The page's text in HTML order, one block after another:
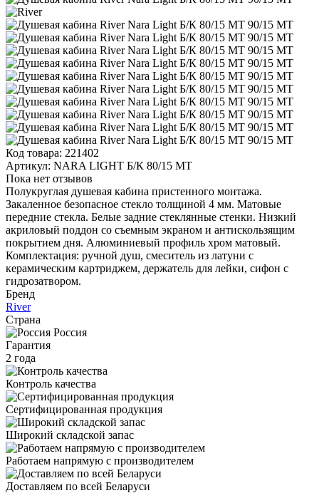
Код товара: 221402
Артикул: NARA LIGHT Б/К 80/15 MT
Пока нет отзывов
Полукруглая душевая кабина пристенного монтажа.
Закаленное безопасное стекло толщиной 4 мм. Матовые
передние стекла. Белые задние стеклянные стенки. Низкий
акриловый поддон со съемным экраном и антискользящим
покрытием дня. Алюминиевый профиль хром матовый.
Комплектация: ручной душ, смеситель из латуни с
керамическим картриджем, держатель для лейки, сифон с
гидрозатвором.
Бренд
River
Страна
Россия
Гарантия
2 года
Контроль качества
Сертифицированная продукция
Широкий складской запас
Работаем напрямую с производителем
Доставляем по всей Беларуси